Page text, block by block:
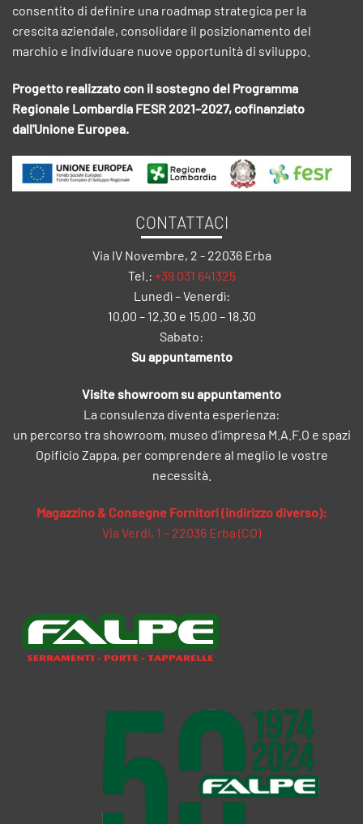
consentito di definire una roadmap strategica per la
crescita aziendale, consolidare il posizionamento del
marchio e individuare nuove opportunità di sviluppo.
Progetto realizzato con il sostegno del Programma
Regionale Lombardia FESR 2021–2027, cofinanziato
dall'Unione Europea.
CONTATTACI
Via IV Novembre, 2 - 22036 Erba
Tel.: +39 031 641325
Lunedì – Venerdì:
10.00 – 12.30 e 15.00 – 18.30
Sabato:
Su appuntamento
Visite showroom su appuntamento
La consulenza diventa esperienza:
un percorso tra showroom, museo d’impresa M.A.F.O e spazi
Opificio Zappa, per comprendere al meglio le vostre
necessità.
Magazzino & Consegne Fornitori (indirizzo diverso):
Via Verdi, 1 – 22036 Erba (CO)